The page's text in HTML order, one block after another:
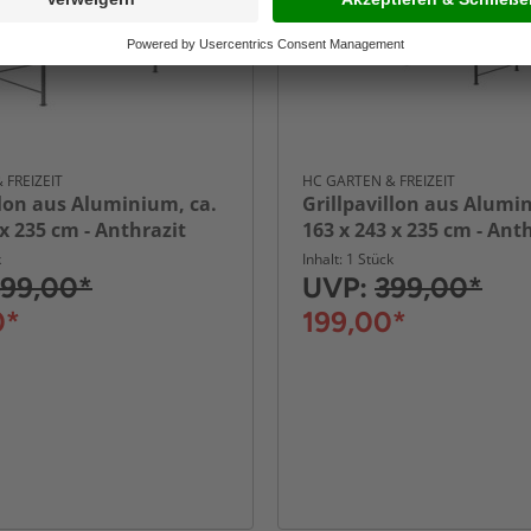
FREIZEIT
aus Aluminium, ca.
235 cm - Anthrazit
HC GARTEN & FREIZEIT
Grillpavillon aus
163 x 243 x 235 cm -
Inhalt: 1 Stück
UVP: 399,00*
199,00*